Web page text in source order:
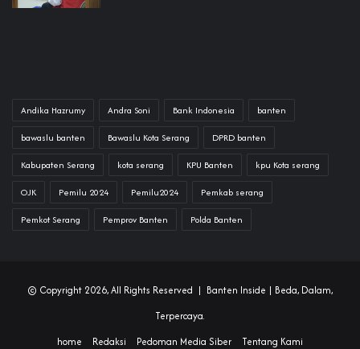
Andika Hazrumy Andra Soni Bank Indonesia banten
bawaslu banten Bawaslu Kota Serang DPRD banten
Kabupaten Serang kota serang KPU Banten kpu Kota serang
OJK Pemilu 2024 Pemilu2024 Pemkab serang
Pemkot Serang Pemprov Banten Polda Banten
© Copyright 2026, All Rights Reserved | Banten Inside | Beda, Dalam,
Terpercaya.
home
Redaksi Pedoman Media Siber Tentang Kami